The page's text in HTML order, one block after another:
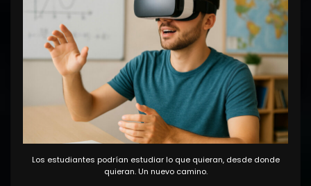
Los estudiantes podrían estudiar lo que quieran, desde donde
quieran. Un nuevo camino.